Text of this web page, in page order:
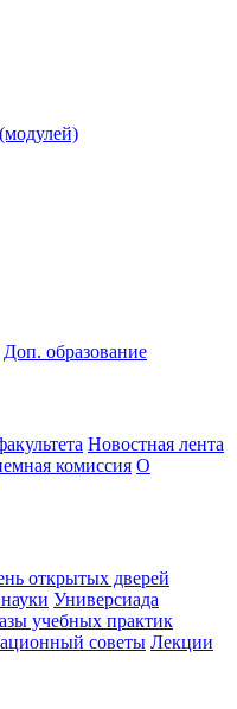
Доп. образование
Новостная лента
комиссия О
открытых дверей
Универсиада
учебных практик
советы Лекции